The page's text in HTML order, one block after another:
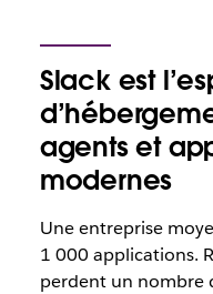
Slack est
agents et
modernes
Une entreprise
1 000 applications.
perdent un nombre